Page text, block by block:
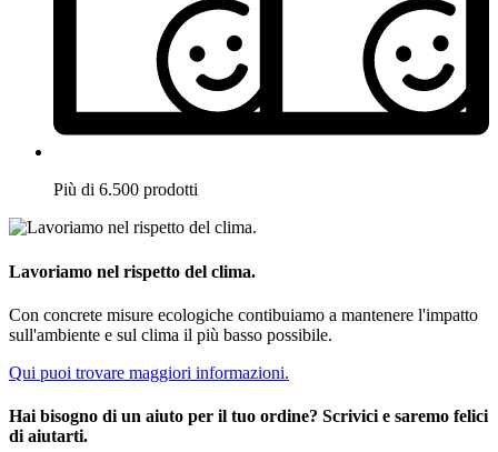
Più di 6.500 prodotti
Lavoriamo nel rispetto del clima.
Con concrete misure ecologiche contibuiamo a mantenere l'impatto
sull'ambiente e sul clima il più basso possibile.
Qui puoi trovare maggiori informazioni.
Hai bisogno di un aiuto per il tuo ordine? Scrivici e saremo felici
di aiutarti.